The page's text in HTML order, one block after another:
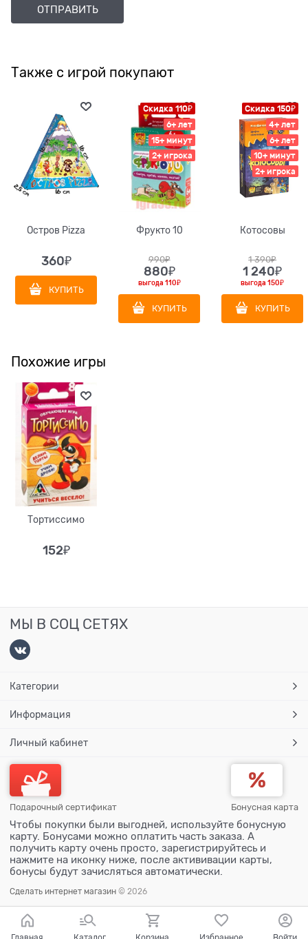
Также с игрой покупают
Остров Pizza
360₽
КУПИТЬ
Скидка 110₽
6+ лет
15+ минут
2+ игрока
Фрукто 10
990₽
880₽
выгода 110₽
КУПИТЬ
Скидка 150₽
4+ лет
6+ лет
10+ минут
2+ игрока
Котосовы
1 390₽
1 240₽
выгода150₽
КУПИТЬ
Похожие игры
Тортиссимо
152₽
МЫ В СОЦ СЕТЯХ
Категории
Информация
Личный кабинет
Подарочный сертификат Бонусная карта
Чтобы покупки были выгодней, используйте бонусную
карту. Бонусами можно оплатить часть заказа. А
получить карту очень просто, зарегистрируйтесь и
нажмите на иконку ниже, после актививации карты,
бонусы будут зачисляться автоматически.
Сделать интернет магазин © 2026